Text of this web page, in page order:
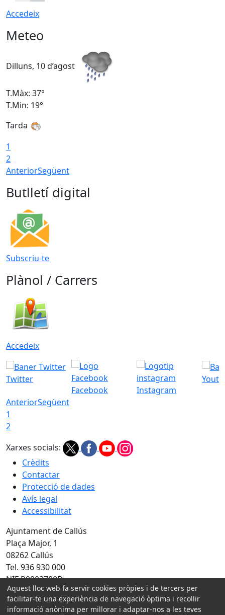
Accedeix
Meteo
Dilluns, 10 d’agost
T.Màx: 37°
T.Min: 19°
Tarda
1
2
AnteriorSegüent
Butlletí digital
Subscriu-te
Plànol / Carrers
Accedeix
Twitter
Facebook
Instagram
AnteriorSegüent
1
2
Xarxes socials:
Crèdits
Contactar
Protecció de dades
Avís legal
Accessibilitat
Ajuntament de Callús
Plaça Major, 1
08262 Callús
Tel. 936 930 000
NIF P0803700D
Amb la col·laboració de:
Aquest lloc web fa servir cookies pròpies i de tercers per
facilitar-te una experiència de navegació òptima i recollir
informació anònima per millorar i adaptar-nos a les teves